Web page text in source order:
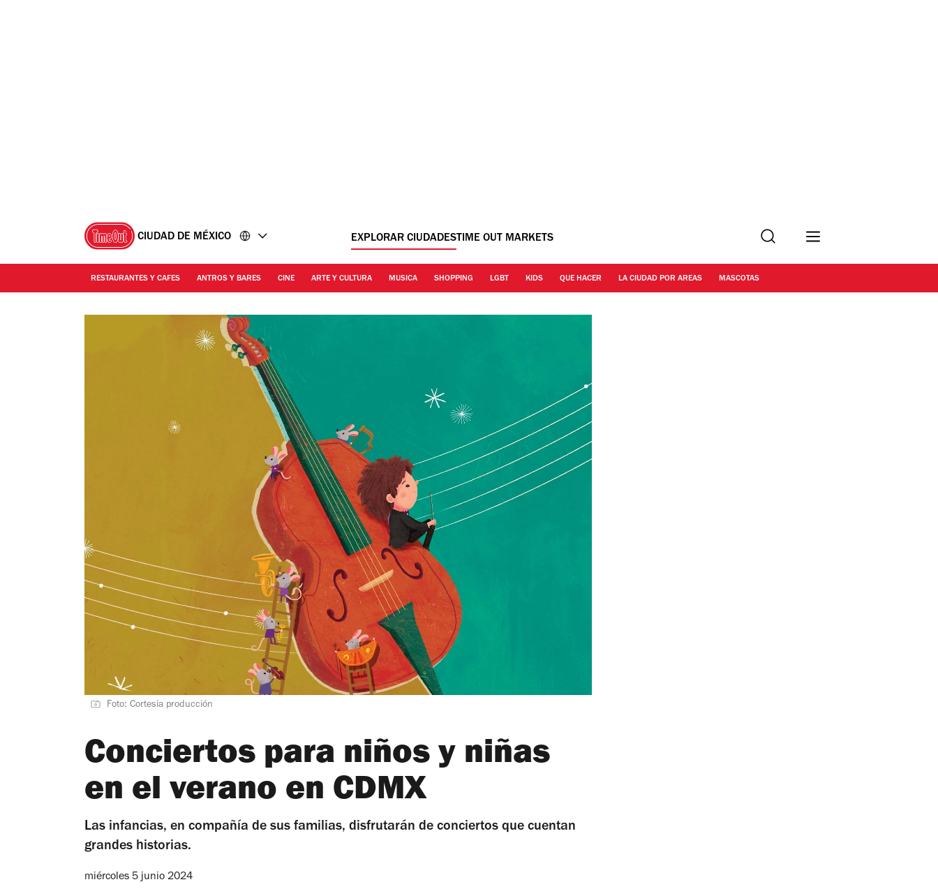
CIUDAD DE MÉXICO EXPLORAR CIUDADESTIME OUT MARKETS Buscar
RESTAURANTES Y CAFES ANTROS Y BARES CINE ARTE Y CULTURA MUSICA SHOPPING LGBT KIDS QUE HACER LA CIUDAD POR AREAS MASCOTAS
Foto: Cortesía producción
Conciertos para niños y niñas
en el verano en CDMX
Las infancias, en compañía de sus familias, disfrutarán de conciertos que cuentan
grandes historias.
miércoles 5 junio 2024